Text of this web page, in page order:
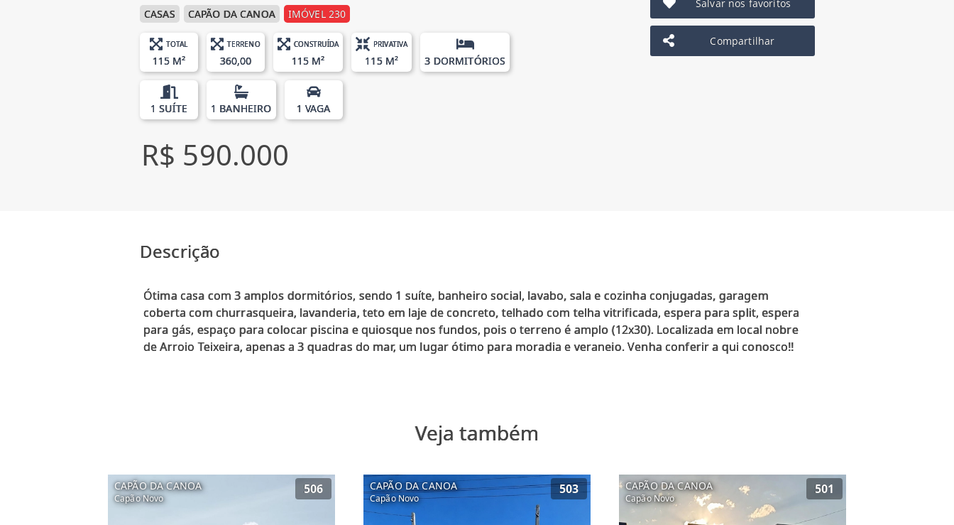
CASAS CAPÃO DA CANOA IMÓVEL 230
TOTAL
115 M²
TERRENO
360,00
CONSTRUÍDA
115 M²
PRIVATIVA
115 M² 3 DORMITÓRIOS
1 SUÍTE 1 BANHEIRO 1 VAGA
R$ 590.000
Salvar nos favoritos
Compartilhar
Descrição
Ótima casa com 3 amplos dormitórios, sendo 1 suíte, banheiro social, lavabo, sala e cozinha conjugadas, garagem
coberta com churrasqueira, lavanderia, teto em laje de concreto, telhado com telha vitrificada, espera para split, espera
para gás, espaço para colocar piscina e quiosque nos fundos, pois o terreno é amplo (12x30). Localizada em local nobre
Veja também
CAPÃO DA CANOA
Capão Novo
506 CAPÃO DA CANOA
Capão Novo
503 CAPÃO DA CANOA
Capão Novo
501